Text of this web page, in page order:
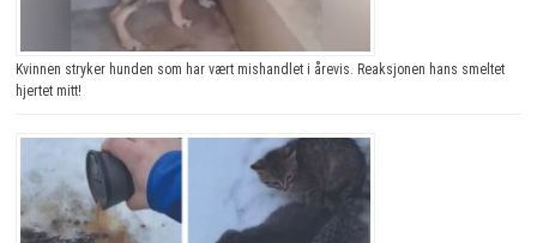
Kvinnen stryker hunden som har vært mishandlet i årevis. Reaksjonen hans smeltet
hjertet mitt!